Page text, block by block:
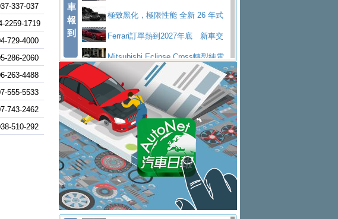
337-037
2259-1719
729-4000
286-2060
263-4488
555-5533
743-2462
510-292
ptain Seat
EV
技的座駕! Ford Territory中型油電休旅
SO Super Great今日在台登場，結合先進安
全輔助科技
ntis四品牌經銷權，全新多品牌旗艦展示中
心開幕啟用
屏東特搜大隊再添新利器 SITRAK
救助器材車買氣不衰、SUZUKI經銷商勇於開啟
全新大店，新北都鈴木占地500坪土城旗艦
展示中心開幕
2025第七屆ISUZU運轉職人挑戰賽
熱血登場 展現極致車技與專業職人精神
H2GP世界總決賽圓滿落幕 台灣團
隊表現精彩淨零減碳指標性應用 純電動水泥預
拌車 消防車除了滅火裝備還需要什麼？
一探SITRAK “準” 消防車的究竟
大益金龍初試啼聲，汽柴油5噸貨車
不是對手正宗年鑑2025年全球自動車年鑑1月
車
報
到
場 續航最高657公里、支援320kW快充
極致黑化，極限性能 全新 26 年式
DEFENDER OCTA BLACK 限量登台
Ferrari訂單熱到2027年底 新車交
付至少得等一年以上
Mitsubishi Eclipse Cross轉型純電
休旅 87kWh電池續航超過600公里
全新BMW 318i Touring豪華旅行車
全台限量200台 進化現型
不等零關稅的紅利，Jeep品牌今日
起展開首批車交車
Volvo EX60 即將叩關，靜肅性、底
盤與數位介面搶先揭露
Audi Q9 將於 2026 年底上市 旗艦
大型 SUV 鎖定七人座豪華市場
BMW攜手漫威電影【蜘蛛人：重生
日】 Skoda 發表全新 Peaq 內裝：七人
座純電旗艦 SUV，行李廂最大可達 935 公
全新純電 Mercedes-Benz C 400 4